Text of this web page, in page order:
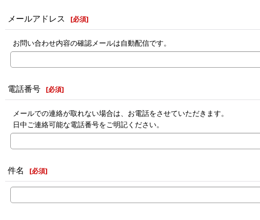
メールアドレス [必須]
お問い合わせ内容の確認メールは自動配信です。
電話番号 [必須]
メールでの連絡が取れない場合は、お電話をさせていただきます。
日中ご連絡可能な電話番号をご明記ください。
件名 [必須]